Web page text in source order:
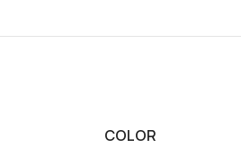
COLOR